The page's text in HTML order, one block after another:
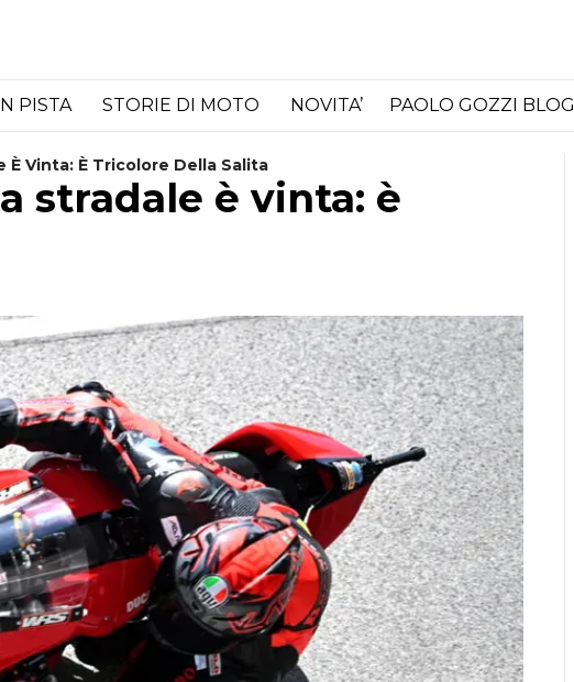
PISTA STORIE DI MOTO NOVITA’ PAOLO GOZZI BLOG
È Vinta: È Tricolore Della Salita
stradale è vinta: è